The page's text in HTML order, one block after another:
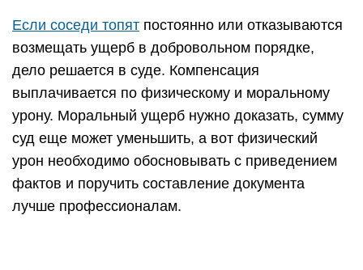
Если соседи топят постоянно или отказываются
возмещать ущерб в добровольном порядке,
дело решается в суде. Компенсация
выплачивается по физическому и моральному
урону. Моральный ущерб нужно доказать, сумму
суд еще может уменьшить, а вот физический
урон необходимо обосновывать с приведением
фактов и поручить составление документа
лучше профессионалам.